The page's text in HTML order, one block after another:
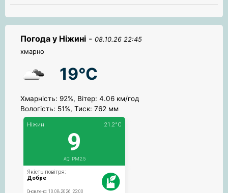
Погода у Ніжині - 08.10.26 22:45
хмарно
19°C
Хмарність: 92%, Вітер: 4.06 км/год
Вологість: 51%, Тиск: 762 мм